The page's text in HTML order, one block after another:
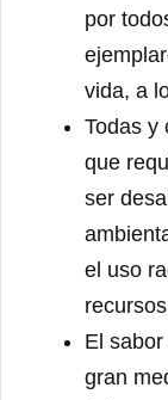
por
vida, a
Todas y
que
ser
el uso
El
gran